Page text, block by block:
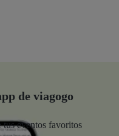
de viagogo
eventos favoritos